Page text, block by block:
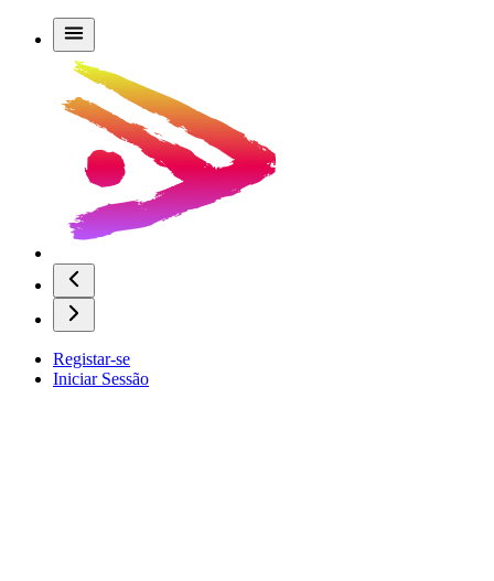
Registar-se
Iniciar Sessão